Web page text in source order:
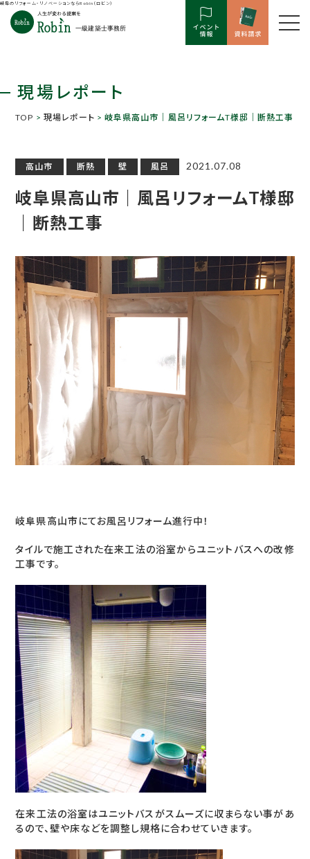
岐阜のリフォーム・リノベーションならRobin（ロビン）
現場レポート
TOP > 現場レポート > 岐阜県高山市｜風呂リフォームT様邸｜断熱工事
高山市 断熱 壁 風呂 2021.07.08
岐阜県高山市｜風呂リフォームT様邸
｜断熱工事
岐阜県高山市にてお風呂リフォーム進行中！
タイルで施工された在来工法の浴室からユニットバスへの改修
工事です。
在来工法の浴室はユニットバスがスムーズに収まらない事があ
るので、壁や床などを調整し規格に合わせていきます。